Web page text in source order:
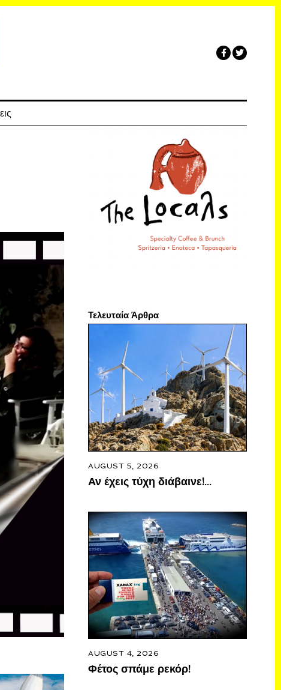
Τελευταία Άρθρα
AUGUST 5, 2026
Αν έχεις τύχη διάβαινε!…
AUGUST 4, 2026
Φέτος σπάμε ρεκόρ!